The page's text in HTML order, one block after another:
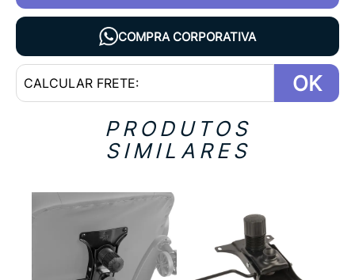
COMPRA CORPORATIVA
OK
PRODUTOS
SIMILARES